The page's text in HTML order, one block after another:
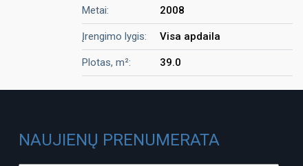
Metai: 2008
Įrengimo lygis: Visa apdaila
Plotas, m²: 39.0
NAUJIENŲ PRENUMERATA